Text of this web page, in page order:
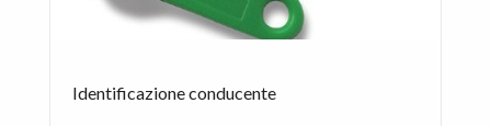
Identificazione conducente